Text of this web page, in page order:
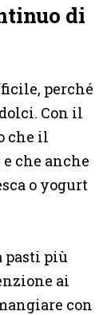
di
perché
Con il
che il
che anche
o yogurt
pasti più
ai
con